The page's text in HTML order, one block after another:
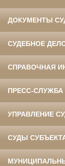
ДОКУМЕНТЫ
СУДЕБНОЕ
СПРАВОЧНАЯ
ПРЕСС-СЛУЖБА
УПРАВЛЕНИЕ
СУДЫ